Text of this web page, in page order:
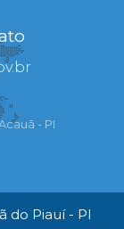
- PI
do Piauí - PI